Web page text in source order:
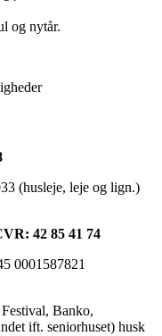
og nytår.
(husleje, leje og lign.)
42 85 41 74
0001587821
Banko,
ift. seniorhuset) husk